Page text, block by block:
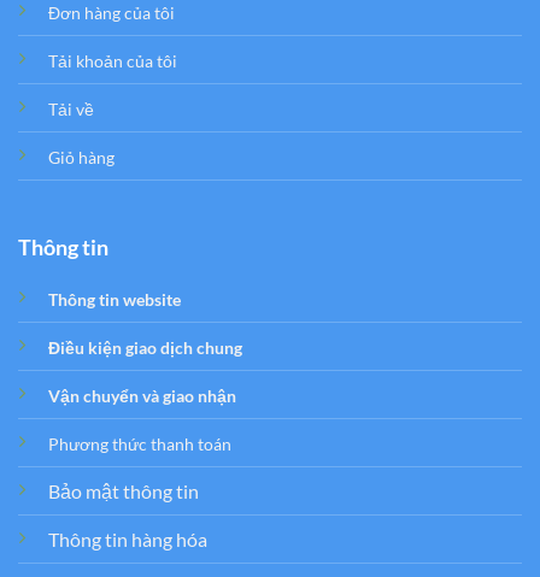
Đơn hàng của tôi
Tải khoản của tôi
Tải về
Giỏ hàng
Thông tin
Thông tin website
Điều kiện giao dịch chung
Vận chuyển và giao nhận
Phương thức thanh toán
Bảo mật thông tin
Thông tin hàng hóa